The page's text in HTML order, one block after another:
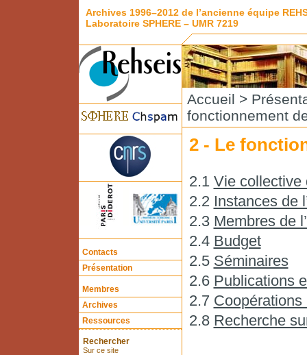
Archives 1996–2012 de l’ancienne équipe
Laboratoire SPHERE – UMR 7219
Contacts
Présentation
Membres
Archives
Ressources
Rechercher
Sur ce site
Accueil >
fonctionnement
2 - Le
2.1 Vie collective
2.2 Instances de
2.3 Membres de
2.4 Budget
2.5 Séminaires
2.6 Publications
2.7
2.8 Recherche